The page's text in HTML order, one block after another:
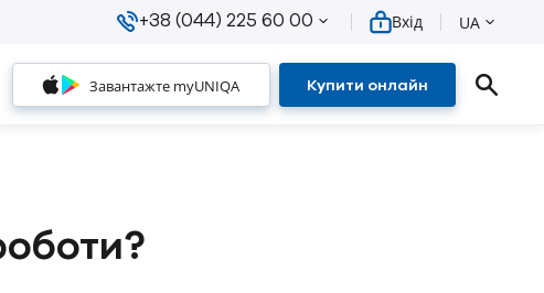
+38 (044) 225 60 00 Вхід UA
Завантажте myUNIQA Купити онлайн